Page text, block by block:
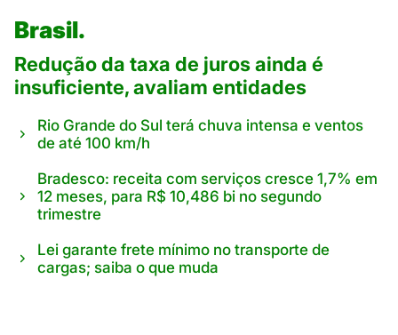
Brasil.
Redução da taxa de juros ainda é
insuficiente, avaliam entidades
Rio Grande do Sul terá chuva intensa e ventos
de até 100 km/h
Bradesco: receita com serviços cresce 1,7% em
12 meses, para R$ 10,486 bi no segundo
trimestre
Lei garante frete mínimo no transporte de
cargas; saiba o que muda